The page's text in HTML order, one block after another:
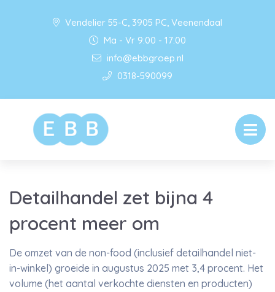
Vendelier 55-C, 3905 PC, Veenendaal
Ma - Vr 9:00 - 17:00
info@ebbgroep.nl
0318-590099
Detailhandel zet bijna 4
procent meer om
De omzet van de non-food (inclusief detailhandel niet-
in-winkel) groeide in augustus 2025 met 3,4 procent. Het
volume (het aantal verkochte diensten en producten)